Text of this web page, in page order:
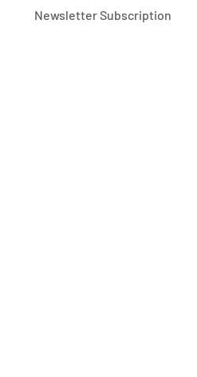
Newsletter Subscription